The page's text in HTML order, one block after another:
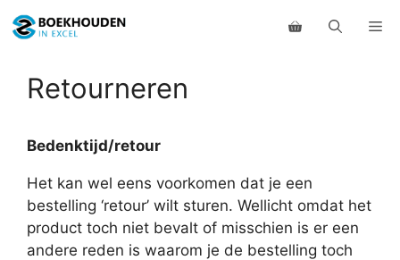
naar
inhoudRetourneren
Bedenktijd/retour
Het kan wel eens voorkomen dat je een
bestelling ‘retour’ wilt sturen. Wellicht omdat het
product toch niet bevalt of misschien is er een
andere reden is waarom je de bestelling toch